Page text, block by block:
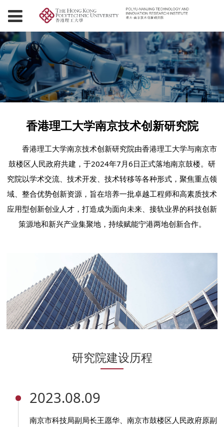
香港理工大学南京技术创新研究院
香港理工大学南京技术创新研究院由香港理工大学与南京市
鼓楼区人民政府共建，于2024年7月6日正式落地南京鼓楼。研
究院以学术交流、技术开发、技术转移等各种形式，聚焦重点领
域、整合优势创新资源，旨在培养一批卓越工程师和高素质技术
应用型创新创业人才，打造成为面向未来、接轨业界的科技创新
策源地和新兴产业集聚地，持续赋能宁港两地创新合作。
研究院建设历程
2023.08.09
南京市科技局副局长王愿华、南京市鼓楼区人民政府原副